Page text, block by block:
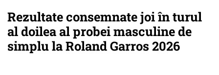
Rezultate consemnate joi în turul
al doilea al probei masculine de
simplu la Roland Garros 2026